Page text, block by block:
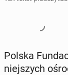
Polska
niej­szych